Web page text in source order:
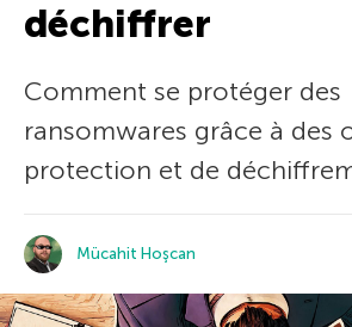
déchiffrer
Comment se protéger des
ransomwares grâce à des
protection et de
Mücahit Hoşcan